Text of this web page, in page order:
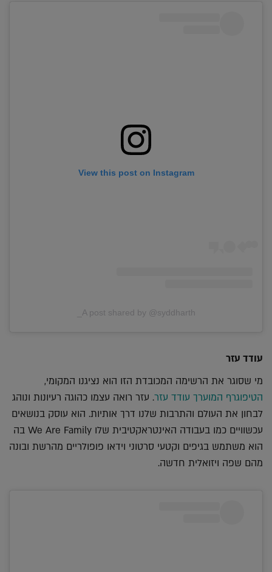
View this post on Instagram
A post shared by @syddharth_
עודד עזר
מי שסוגר את הרשימה המכובדת הזו הוא נציגנו המקומי,
הטיפוגרף המוערך עודד עזר. עזר רואה עצמו כהוגה רעיונות ונוהג
לבחון את העולם והתרבות שלנו דרך אותיות. הוא עוסק בנושאים
עכשוויים כמו בעבודה האינטראקטיבית שלו We Are Family בה
הוא משתמש בגיפים וקטעי סרטוני וידאו פופולריים מהרשת ובונה
מהם שפה ויזואלית חדשה.